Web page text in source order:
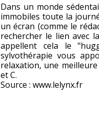
Dans un monde
immobiles toute la
un écran (comme le
rechercher le lien avec
appellent cela le
sylvothérapie vous
relaxation, une
et C.
Source : www.lelynx.fr